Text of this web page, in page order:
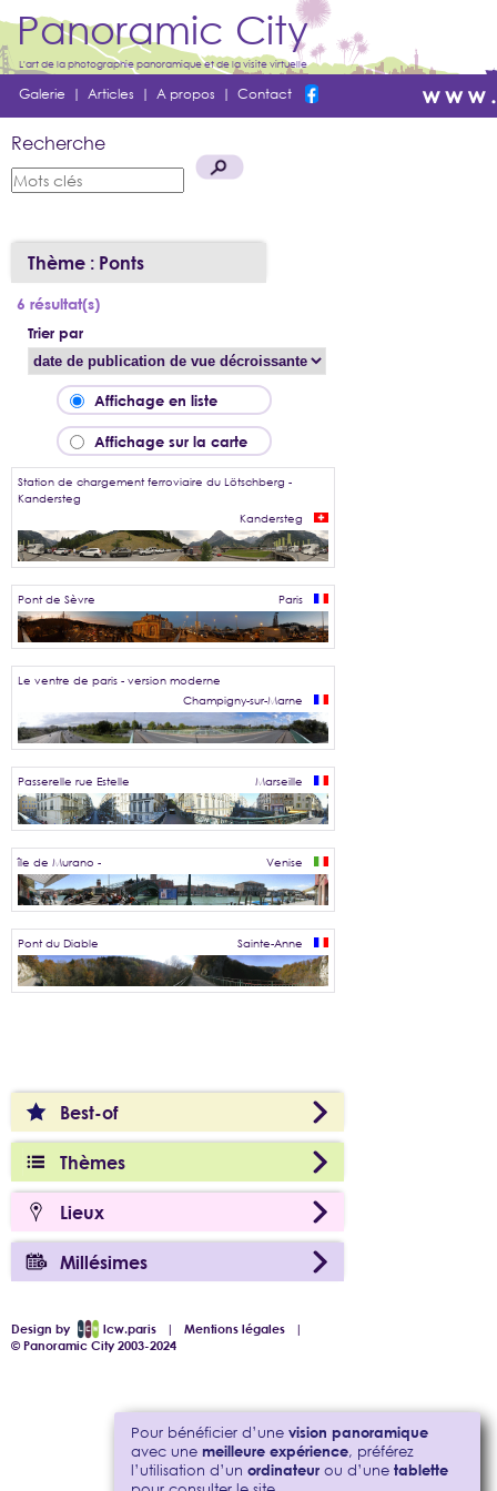
Panoramic City
L'art de la photographie panoramique et de la visite virtuelle
Galerie | Articles | A propos | Contact
Recherche
Best-of
Thèmes
Lieux
Millésimes
Thème : Ponts
6 résultat(s)
Trier par
Affichage en liste
Affichage sur la carte
Station de chargement ferroviaire du Lötschberg -
Kandersteg
Kandersteg
Pont de Sèvre Paris
Le ventre de paris - version moderne
Champigny-sur-Marne
Passerelle rue Estelle Marseille
île de Murano - Venise
Pont du Diable Sainte-Anne
Design by lcw.paris |Mentions légales |
© Panoramic City 2003-2024
Pour bénéficier d’une vision panoramique
avec une meilleure expérience, préférez
l’utilisation d’un ordinateurou d’une tablette